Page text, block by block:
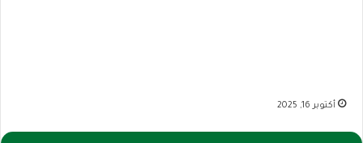
أكتوبر 16, 2025